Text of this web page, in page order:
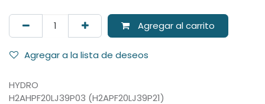
Agregar al carrito
Agregar a la lista de deseos
HYDRO
H2AHPF20LJ39P03 (H2APF20LJ39P21)